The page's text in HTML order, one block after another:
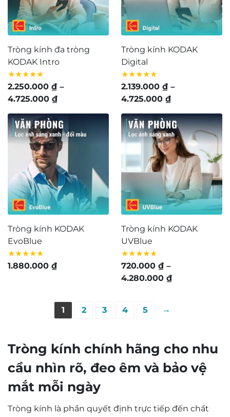
Tròng kính đa tròng
KODAK Intro
★★★★★
2.250.000 ₫ –
4.725.000 ₫Khoảng
từ
2.250.000 ₫
đến
4.725.000 ₫
Tròng kính KODAK
Digital
★★★★★
2.139.000 ₫ –
4.725.000 ₫Khoảng
từ
2.139.000 ₫
đến
4.725.000 ₫
Tròng kính KODAK
EvoBlue
★★★★★
1.880.000 ₫
Tròng kính KODAK
UVBlue
★★★★★
720.000 ₫ –
4.280.000 ₫Khoảng
1 2 3 4 5 →
Tròng kính chính hãng cho nhu
cầu nhìn rõ, đeo êm và bảo vệ
mắt mỗi ngày
Tròng kính là phần quyết định trực tiếp đến chất